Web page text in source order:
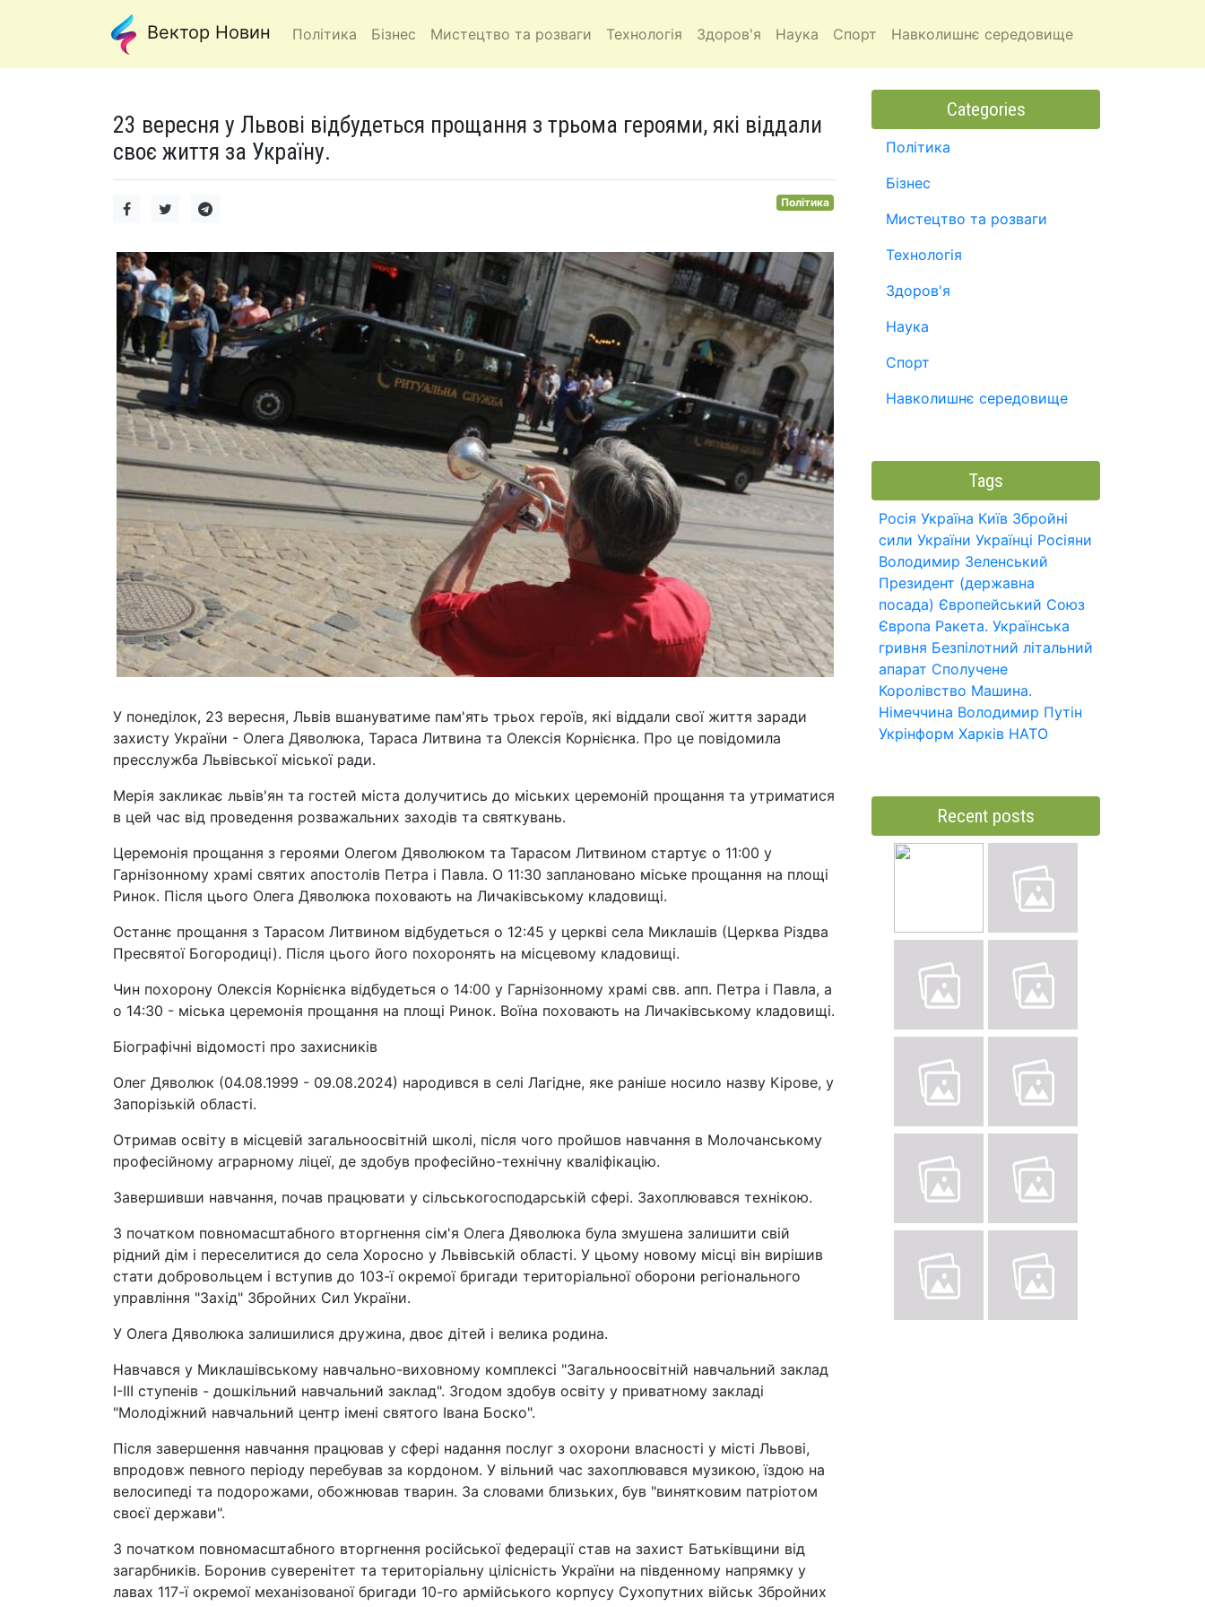
Вектор Новин Політика Бізнес Мистецтво та розваги Технологія Здоров'я Наука Спорт Навколишнє середовище
23 вересня у Львові відбудеться прощання з трьома героями, які віддали
своє життя за Україну.
Політика
У понеділок, 23 вересня, Львів вшануватиме пам'ять трьох героїв, які віддали свої життя заради
захисту України - Олега Дяволюка, Тараса Литвина та Олексія Корнієнка. Про це повідомила
пресслужба Львівської міської ради.
Мерія закликає львів'ян та гостей міста долучитись до міських церемоній прощання та утриматися
в цей час від проведення розважальних заходів та святкувань.
Церемонія прощання з героями Олегом Дяволюком та Тарасом Литвином стартує о 11:00 у
Гарнізонному храмі святих апостолів Петра і Павла. О 11:30 заплановано міське прощання на площі
Ринок. Після цього Олега Дяволюка поховають на Личаківському кладовищі.
Останнє прощання з Тарасом Литвином відбудеться о 12:45 у церкві села Миклашів (Церква Різдва
Пресвятої Богородиці). Після цього його похоронять на місцевому кладовищі.
Чин похорону Олексія Корнієнка відбудеться о 14:00 у Гарнізонному храмі свв. апп. Петра і Павла, а
о 14:30 - міська церемонія прощання на площі Ринок. Воїна поховають на Личаківському кладовищі.
Біографічні відомості про захисників
Олег Дяволюк (04.08.1999 - 09.08.2024) народився в селі Лагідне, яке раніше носило назву Кірове, у
Запорізькій області.
Отримав освіту в місцевій загальноосвітній школі, після чого пройшов навчання в Молочанському
професійному аграрному ліцеї, де здобув професійно-технічну кваліфікацію.
Завершивши навчання, почав працювати у сільськогосподарській сфері. Захоплювався технікою.
З початком повномасштабного вторгнення сім'я Олега Дяволюка була змушена залишити свій
рідний дім і переселитися до села Хоросно у Львівській області. У цьому новому місці він вирішив
стати добровольцем і вступив до 103-ї окремої бригади територіальної оборони регіонального
управління "Захід" Збройних Сил України.
У Олега Дяволюка залишилися дружина, двоє дітей і велика родина.
Навчався у Миклашівському навчально-виховному комплексі "Загальноосвітній навчальний заклад
І-III ступенів - дошкільний навчальний заклад". Згодом здобув освіту у приватному закладі
"Молодіжний навчальний центр імені святого Івана Боско".
Після завершення навчання працював у сфері надання послуг з охорони власності у місті Львові,
впродовж певного періоду перебував за кордоном. У вільний час захоплювався музикою, їздою на
велосипеді та подорожами, обожнював тварин. За словами близьких, був "винятковим патріотом
своєї держави".
З початком повномасштабного вторгнення російської федерації став на захист Батьківщини від
загарбників. Боронив суверенітет та територіальну цілісність України на південному напрямку у
лавах 117-ї окремої механізованої бригади 10-го армійського корпусу Сухопутних військ Збройних
Categories
Політика
Бізнес
Мистецтво та розваги
Технологія
Здоров'я
Наука
Спорт
Навколишнє середовище
Tags
Росія Україна Київ Збройні
сили України Українці Росіяни
Володимир Зеленський
Президент (державна
посада) Європейський Союз
Європа Ракета. Українська
гривня Безпілотний літальний
апарат Сполучене
Королівство Машина.
Німеччина Володимир Путін
Укрінформ Харків НАТО
Recent posts